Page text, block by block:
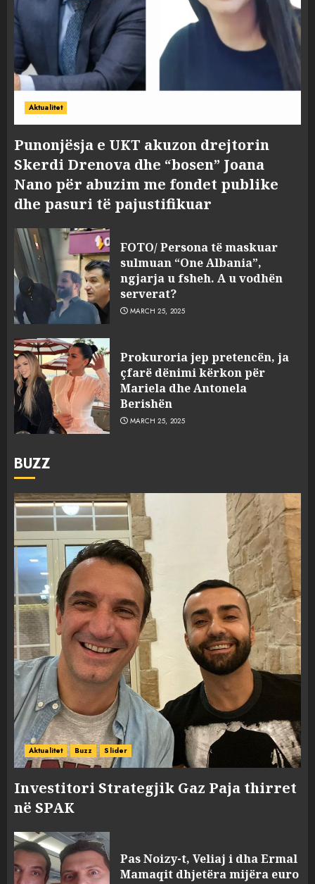
Aktualitet
Punonjësja e UKT akuzon drejtorin
Skerdi Drenova dhe “bosen” Joana
Nano për abuzim me fondet publike
dhe pasuri të pajustifikuar
FOTO/ Persona të maskuar
sulmuan “One Albania”,
ngjarja u fsheh. A u vodhën
serverat?
MARCH 25, 2025
Prokuroria jep pretencën, ja
çfarë dënimi kërkon për
Mariela dhe Antonela
Berishën
MARCH 25, 2025
BUZZ
Aktualitet Buzz Slider
Investitori Strategjik Gaz Paja thirret
në SPAK
Pas Noizy-t, Veliaj i dha Ermal
Mamaqit dhjetëra mijëra euro